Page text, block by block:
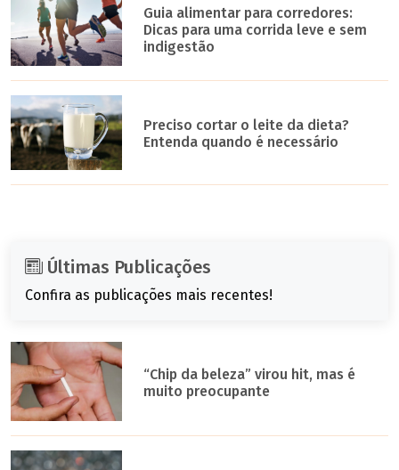
Guia alimentar para corredores:
Dicas para uma corrida leve e sem
indigestão
Preciso cortar o leite da dieta?
Entenda quando é necessário
Últimas Publicações
Confira as publicações mais recentes!
“Chip da beleza” virou hit, mas é
muito preocupante